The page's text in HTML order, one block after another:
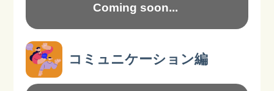
Coming soon...
コミュニケーション編